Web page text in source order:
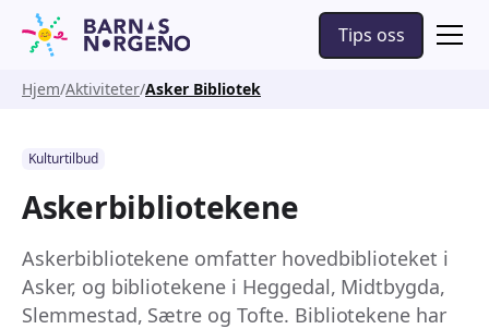
Tips oss
Hjem Aktiviteter Asker Bibliotek
Kulturtilbud
Askerbibliotekene
Askerbibliotekene omfatter hovedbiblioteket i
Asker, og bibliotekene i Heggedal, Midtbygda,
Slemmestad, Sætre og Tofte. Bibliotekene har